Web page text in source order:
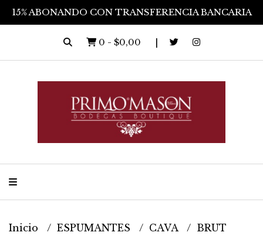
15% ABONANDO CON TRANSFERENCIA BANCARIA
0 - $0,00
Inicio ESPUMANTES CAVA BRUT